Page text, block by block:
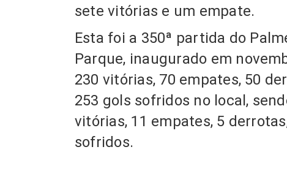
sete vitórias e um empate.
Esta foi a 350ª partida do
Parque, inaugurado em
230 vitórias, 70 empates, 50
253 gols sofridos no local,
vitórias, 11 empates, 5
sofridos.